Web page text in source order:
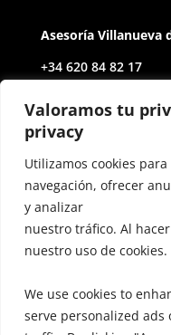
Valoramos tu
privacy
Utilizamos cookies
navegación, ofrecer
y analizar
nuestro tráfico. Al
nuestro uso de cookies.
We use cookies to
serve personalized
Asesoría Villanueva
+34 620 84 82 17
28691 Villanueva de
Contact
FAQ
Terms & Conditions